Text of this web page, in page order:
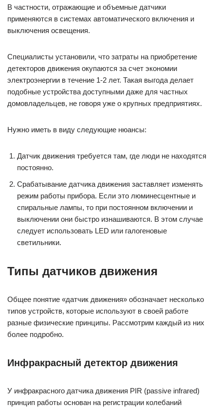
В частности, отражающие и объемные датчики
применяются в системах автоматического включения и
выключения освещения.
Специалисты установили, что затраты на приобретение
детекторов движения окупаются за счет экономии
электроэнергии в течение 1-2 лет. Такая выгода делает
подобные устройства доступными даже для частных
домовладельцев, не говоря уже о крупных предприятиях.
Нужно иметь в виду следующие нюансы:
Датчик движения требуется там, где люди не находятся
постоянно.
Срабатывание датчика движения заставляет изменять
режим работы прибора. Если это люминесцентные и
спиральные лампы, то при постоянном включении и
выключении они быстро изнашиваются. В этом случае
следует использовать LED или галогеновые
светильники.
Типы датчиков движения
Общее понятие «датчик движения» обозначает несколько
типов устройств, которые используют в своей работе
разные физические принципы. Рассмотрим каждый из них
более подробно.
Инфракрасный детектор движения
У инфракрасного датчика движения PIR (passive infrared)
принцип работы основан на регистрации колебаний